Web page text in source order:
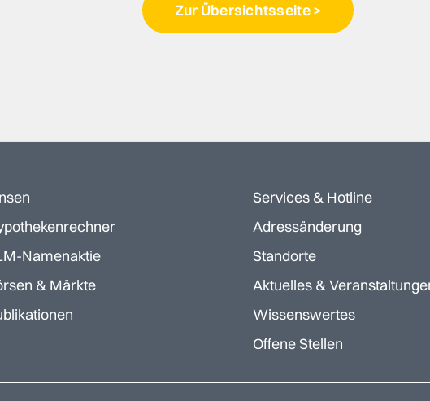
Zur Übersichtsseite >
Namenaktie
& Märkte
Services & Hotline
Adressänderung
Standorte
Aktuelles &
Wissenswertes
Offene Stellen